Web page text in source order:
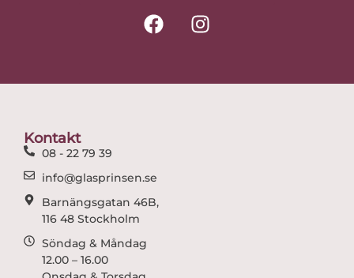
F
a
I
n
Kontakt
08 - 22 79 39
info@glasprinsen.se
Barnängsgatan 46B,
116 48 Stockholm
Söndag & Måndag
12.00 – 16.00